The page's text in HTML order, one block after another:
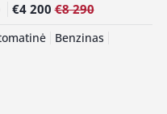
€4 200€8 290
Benzinas